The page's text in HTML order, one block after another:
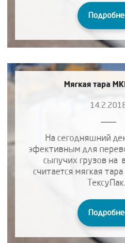
Мягкая тара
На сегодняшний
эфективным для
сыпучих грузов на
считается мягкая